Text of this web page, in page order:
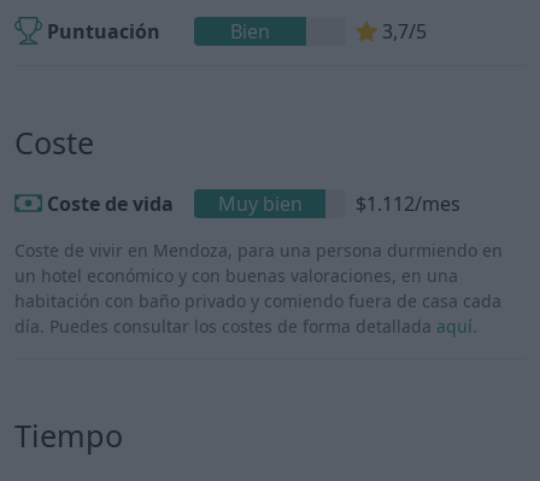
Puntuación Bien 3,7/5
Coste
Coste de vida Muy bien $1.112/mes
Coste de vivir en Mendoza, para una persona durmiendo en
un hotel económico y con buenas valoraciones, en una
habitación con baño privado y comiendo fuera de casa cada
día. Puedes consultar los costes de forma detallada aquí.
Tiempo